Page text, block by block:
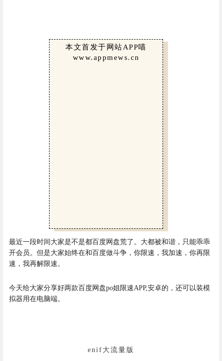
本文首发于网站APP喵
www.appmews.cn
最近一段时间大家是不是都百度网盘荒了。 大都被和谐，只能乖乖
开会员。 但是大家始终在和百度做斗争，你限速，我加速，你再限
速，我再解限速。
今天给大家分享好两款百度网盘po姐限速APP,安卓的，还可以装模
拟器用在电脑端。
enif大流量版